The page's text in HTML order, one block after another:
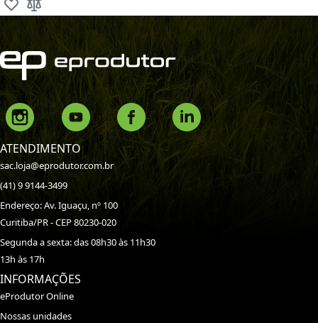
Adicionar à lista de desejos
Adicionar para Comparar
ATENDIMENTO
sac.loja@eprodutor.com.br
(41) 9 9144-3499
Endereço: Av. Iguaçu, nº 100
Curitiba/PR - CEP 80230-020
Segunda a sexta: das 08h30 às 11h30
13h às 17h
INFORMAÇÕES
eProdutor Online
Nossas unidades